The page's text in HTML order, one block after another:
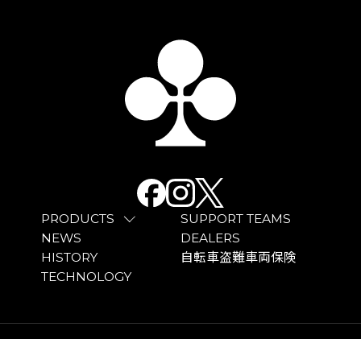
PRODUCTS
NEWS
HISTORY
TECHNOLOGY
SUPPORT TEAMS
DEALERS
自転車盗難車両保険